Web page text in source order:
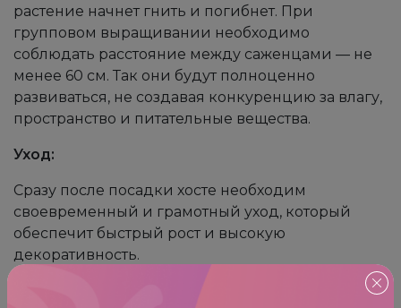
растение начнет гнить и погибнет. При
групповом выращивании необходимо
соблюдать расстояние между саженцами — не
менее 60 см. Так они будут полноценно
развиваться, не создавая конкуренцию за влагу,
пространство и питательные вещества.
Уход:
Сразу после посадки хосте необходим
своевременный и грамотный уход, который
обеспечит быстрый рост и высокую
декоративность.